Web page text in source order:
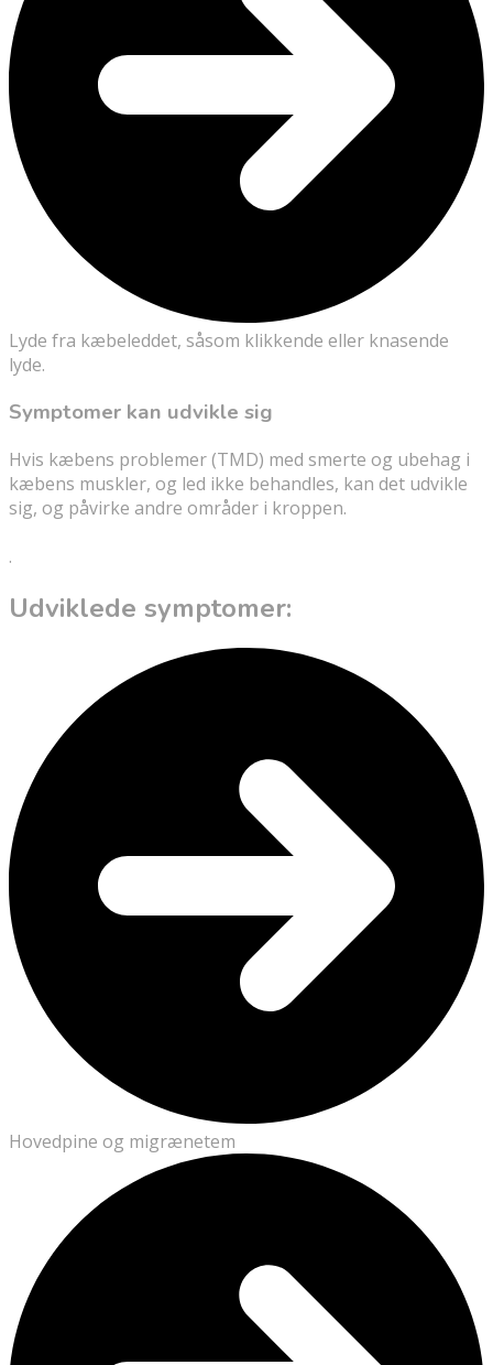
Lyde fra kæbeleddet, såsom klikkende eller knasende
lyde.
Symptomer kan udvikle sig
Hvis kæbens problemer (TMD) med smerte og ubehag i
kæbens muskler, og led ikke behandles, kan det udvikle
sig, og påvirke andre områder i kroppen.
.
Udviklede symptomer:
Hovedpine og migrænetem